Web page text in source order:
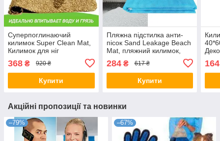
Суперпоглинаючий
килимок Super Clean Mat,
Килимок для ніг
368 ₴ 920 ₴
Купити
Пляжна підстилка анти-
пісок Sand Leakage Beach
Mat, пляжний килимок,
килимок для моря
284₴ 617 ₴
Купити
164
Акційні пропозиції та новинки
–79% –67%